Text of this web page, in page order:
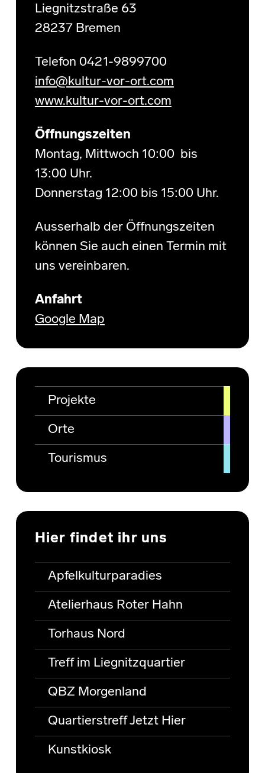
Liegnitzstraße 63
28237 Bremen
Telefon 0421-9899700
info@kultur-vor-ort.com
www.kultur-vor-ort.com
Öffnungszeiten
Montag, Mittwoch 10:00 bis
13:00 Uhr.
Donnerstag 12:00 bis 15:00 Uhr.
Ausserhalb der Öffnungszeiten
können Sie auch einen Termin mit
uns vereinbaren.
Anfahrt
Google Map
Projekte
Orte
Tourismus
Hier findet ihr uns
Apfelkulturparadies
Atelierhaus Roter Hahn
Torhaus Nord
Treff im Liegnitzquartier
QBZ Morgenland
Quartierstreff Jetzt Hier
Kunstkiosk